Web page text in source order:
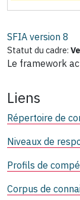
SFIA version 8
Statut du cadre:
Le framework
Liens
Répertoire de
Niveaux de
Profils de
Corpus de